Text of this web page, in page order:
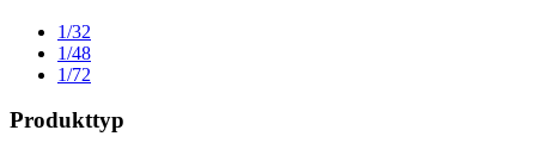
1/32
1/48
1/72
Produkttyp